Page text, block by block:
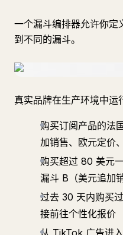
一个漏斗编排器允许你定
到不同的漏斗。
真实品牌在生产环境中运
购买订阅产品的法
加销售、欧元定价
购买超过 80 美元
漏斗 B（美元追加
过去 30 天内购买
接前往个性化报价
从 TikTok 广告进